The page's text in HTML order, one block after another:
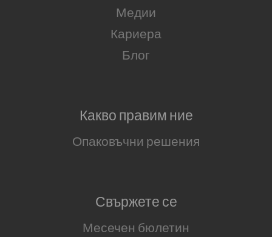
Медии
Кариера
Блог
Какво правим ние
Опаковъчни решения
Свържете се
Месечен бюлетин